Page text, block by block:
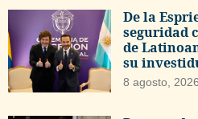
De la
seguridad
de
su
8 agosto, 2026